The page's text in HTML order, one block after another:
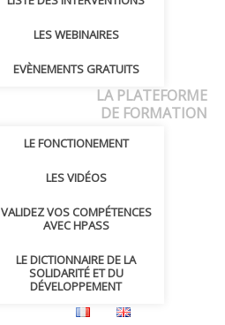
LES WEBINAIRES
EVÈNEMENTS GRATUITS
LA PLATEFORME
DE FORMATION
LE FONCTIONEMENT
LES VIDÉOS
VALIDEZ VOS COMPÉTENCES
AVEC HPASS
LE DICTIONNAIRE DE LA
SOLIDARITÉ ET DU
DÉVELOPPEMENT